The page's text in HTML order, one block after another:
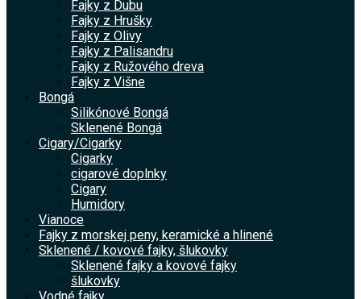
Fajky z Dubu
Fajky z Hrušky
Fajky z Olivy
Fajky z Palisandru
Fajky z Ružového dreva
Fajky z Višne
Bongá
Silikónové Bongá
Sklenené Bongá
Cigary/Cigarky
Cigarky
cigarové doplnky
Cigary
Humidory
Vianoce
Fajky z morskej peny, keramické a hlinené
Sklenené / kovové fajky, šlukovky
Sklenené fajky a kovové fajky
šlukovky